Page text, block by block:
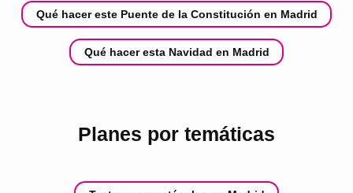
Qué hacer este Puente de la Constitución en Madrid
Qué hacer esta Navidad en Madrid
Planes por temáticas